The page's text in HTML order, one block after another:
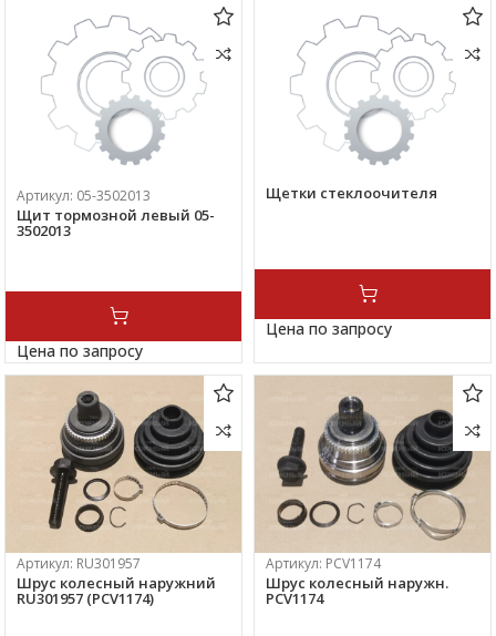
Артикул: 05-3502013
Щит тормозной левый 05-
3502013
Цена по запросу
Щетки стеклоочителя
Цена по запросу
Артикул: RU301957
Шрус колесный наружний
RU301957 (PCV1174)
Артикул: PCV1174
Шрус колесный наружн.
PCV1174